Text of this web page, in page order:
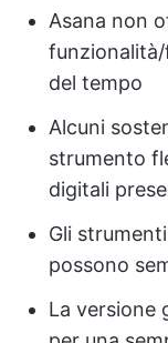
Asana non
del tempo
Alcuni
strumento
digitali
Gli
possono
La versione